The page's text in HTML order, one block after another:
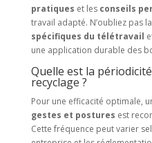
pratiques et les conseils
travail adapté. N’oubliez pas la
spécifiques du télétravail
une application durable des
Quelle est la
recyclage ?
Pour une efficacité optimale,
gestes et postures est
Cette fréquence peut varier